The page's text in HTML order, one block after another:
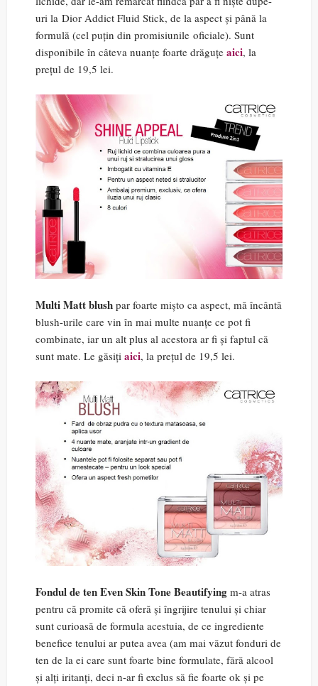
uri la Dior Addict Fluid Stick, de la aspect și până la
formulă (cel puțin din promisiunile oficiale). Sunt
disponibile în câteva nuanțe foarte drăguțe aici, la
prețul de 19,5 lei.
Multi Matt blush par foarte mișto ca aspect, mă încântă
blush-urile care vin în mai multe nuanțe ce pot fi
combinate, iar un alt plus al acestora ar fi și faptul că
sunt mate. Le găsiți aici, la prețul de 19,5 lei.
Fondul de ten Even Skin Tone Beautifying m-a atras
pentru că promite că oferă și îngrijire tenului și chiar
sunt curioasă de formula acestuia, de ce ingrediente
benefice tenului ar putea avea (am mai văzut fonduri de
ten de la ei care sunt foarte bine formulate, fără alcool
și alți iritanți, deci n-ar fi exclus să fie foarte ok și pe